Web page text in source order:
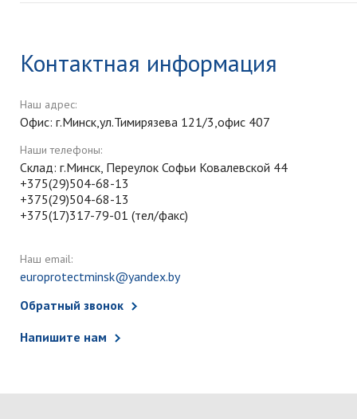
Контактная информация
Наш адрес:
Офис: г.Минск,ул.Тимирязева 121/3,офис 407
Наши телефоны:
Склад: г.Минск, Переулок Софьи Ковалевской 44
+375(29)504-68-13
+375(29)504-68-13
+375(17)317-79-01 (тел/факс)
Наш email:
europrotectminsk@yandex.by
Обратный звонок
Напишите нам